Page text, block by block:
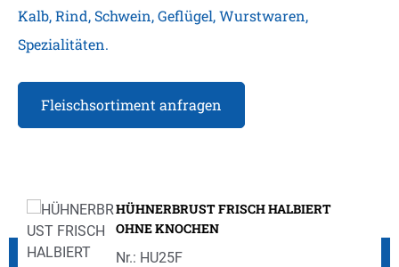
Kalb, Rind, Schwein, Geflügel, Wurstwaren,
Spezialitäten.
Fleischsortiment anfragen
HÜHNERBRUST FRISCH HALBIERT
OHNE KNOCHEN
Nr.: HU25F